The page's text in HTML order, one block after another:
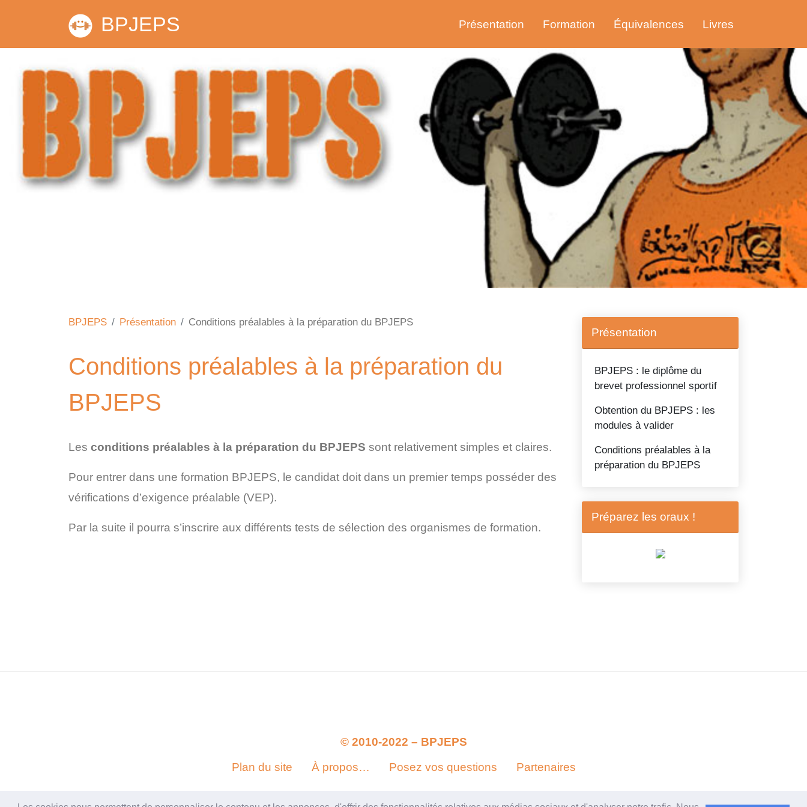
BPJEPS Présentation Formation Équivalences Livres
BPJEPS Présentation Conditions préalables à la préparation du BPJEPS
Conditions préalables à la préparation du
BPJEPS
Les conditions préalables à la préparation du BPJEPS sont relativement simples et claires.
Pour entrer dans une formation BPJEPS, le candidat doit dans un premier temps posséder des
vérifications d’exigence préalable (VEP).
Par la suite il pourra s’inscrire aux différents tests de sélection des organismes de formation.
Présentation
BPJEPS : le diplôme du
brevet professionnel sportif
Obtention du BPJEPS : les
modules à valider
Conditions préalables à la
préparation du BPJEPS
Préparez les oraux !
© 2010-2022 – BPJEPS
Plan du site
À propos… Posez vos questions Partenaires